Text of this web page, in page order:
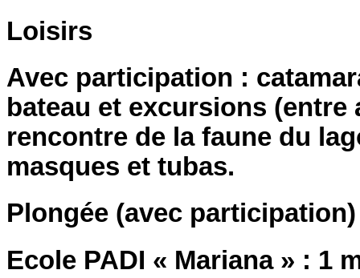
Loisirs
Avec participation :
bateau et excursions
rencontre de la faune du
masques et tubas.
Plongée (avec participation)
Ecole PADI « Mariana » : 1